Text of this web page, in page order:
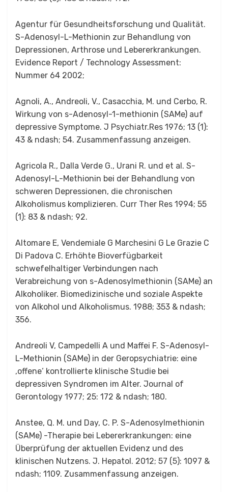
Agentur für Gesundheitsforschung und Qualität.
S-Adenosyl-L-Methionin zur Behandlung von
Depressionen, Arthrose und Lebererkrankungen.
Evidence Report / Technology Assessment:
Nummer 64 2002;
Agnoli, A., Andreoli, V., Casacchia, M. und Cerbo, R.
Wirkung von s-Adenosyl-1-methionin (SAMe) auf
depressive Symptome. J Psychiatr.Res 1976; 13 (1):
43 & ndash; 54. Zusammenfassung anzeigen.
Agricola R., Dalla Verde G., Urani R. und et al. S-
Adenosyl-L-Methionin bei der Behandlung von
schweren Depressionen, die chronischen
Alkoholismus komplizieren. Curr Ther Res 1994; 55
(1): 83 & ndash; 92.
Altomare E, Vendemiale G Marchesini G Le Grazie C
Di Padova C. Erhöhte Bioverfügbarkeit
schwefelhaltiger Verbindungen nach
Verabreichung von s-Adenosylmethionin (SAMe) an
Alkoholiker. Biomedizinische und soziale Aspekte
von Alkohol und Alkoholismus. 1988; 353 & ndash;
356.
Andreoli V, Campedelli A und Maffei F. S-Adenosyl-
L-Methionin (SAMe) in der Geropsychiatrie: eine
‚offene‘ kontrollierte klinische Studie bei
depressiven Syndromen im Alter. Journal of
Gerontology 1977; 25: 172 & ndash; 180.
Anstee, Q. M. und Day, C. P. S-Adenosylmethionin
(SAMe) -Therapie bei Lebererkrankungen: eine
Überprüfung der aktuellen Evidenz und des
klinischen Nutzens. J. Hepatol. 2012; 57 (5): 1097 &
ndash; 1109. Zusammenfassung anzeigen.